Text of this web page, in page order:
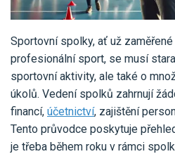
Sportovní spolky, ať už
profesionální sport, se musí
sportovní aktivity, ale také o
úkolů. Vedení spolků zahrnují
financí, účetnictví, zajištění
Tento průvodce poskytuje
je třeba během roku v rámci